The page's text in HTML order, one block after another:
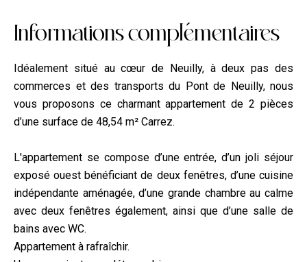
Informations complementaires
Idéalement situé au cœur de Neuilly, à deux pas des
commerces et des transports du Pont de Neuilly, nous
vous proposons ce charmant appartement de 2 pièces
d’une surface de 48,54 m² Carrez.
L'appartement se compose d’une entrée, d’un joli séjour
exposé ouest bénéficiant de deux fenêtres, d’une cuisine
indépendante aménagée, d’une grande chambre au calme
avec deux fenêtres également, ainsi que d’une salle de
bains avec WC.
Appartement à rafraîchir.